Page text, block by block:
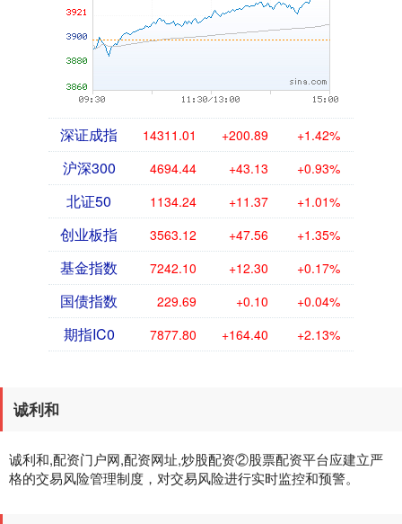
深证成指 14311.01 +200.89 +1.42%
沪深300 4694.44 +43.13 +0.93%
北证50 1134.24 +11.37 +1.01%
创业板指 3563.12 +47.56 +1.35%
基金指数 7242.10 +12.30 +0.17%
国债指数 229.69 +0.10 +0.04%
期指IC0 7877.80 +164.40 +2.13%
诚利和
诚利和,配资门户网,配资网址,炒股配资②股票配资平台应建立严
格的交易风险管理制度，对交易风险进行实时监控和预警。